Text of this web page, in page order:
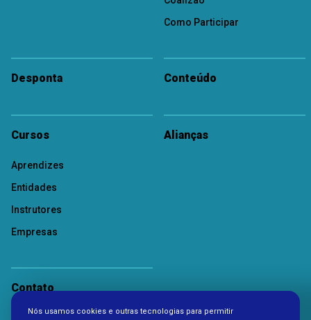
Como Participar
Desponta Conteúdo
Cursos
Aprendizes
Entidades
Instrutores
Empresas
Alianças
Contato
Nós usamos cookies e outras tecnologias para permitir